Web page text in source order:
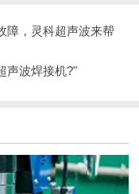
障，灵科超声波来帮
声波焊接机?"